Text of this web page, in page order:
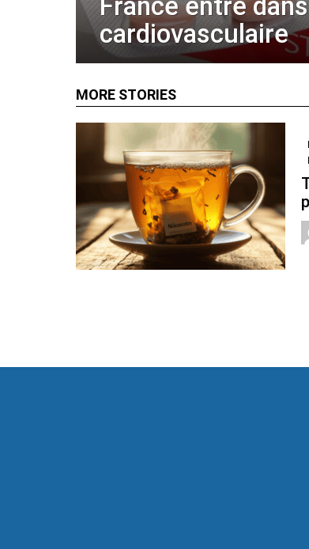
cardiovasculaire
MORE STORIES